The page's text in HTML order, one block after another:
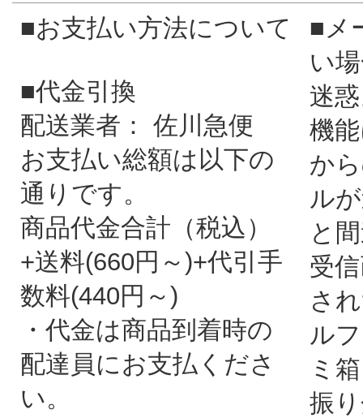
■お支払い方法について
■代金引換
配送業者： 佐川急便
お支払い総額は以下の
通りです。
商品代金合計（税込）
+送料(660円～)+代引手
数料(440円～)
・代金は商品到着時の
配達員にお支払くださ
い。
■メ
い
迷
機
か
ル
と
受
さ
ル
ミ
振